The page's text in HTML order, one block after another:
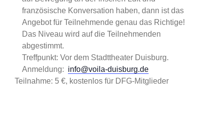
französische Konversation haben, dann ist das
Angebot für Teilnehmende genau das Richtige!
Das Niveau wird auf die Teilnehmenden
abgestimmt.
Treffpunkt: Vor dem Stadttheater Duisburg.
Anmeldung: info@voila-duisburg.de
Teilnahme: 5 €, kostenlos für DFG-Mitglieder